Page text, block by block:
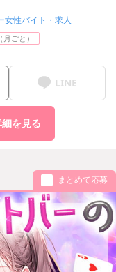
女性バイト・求人
ごと）
LINE
を見る
まとめて応募